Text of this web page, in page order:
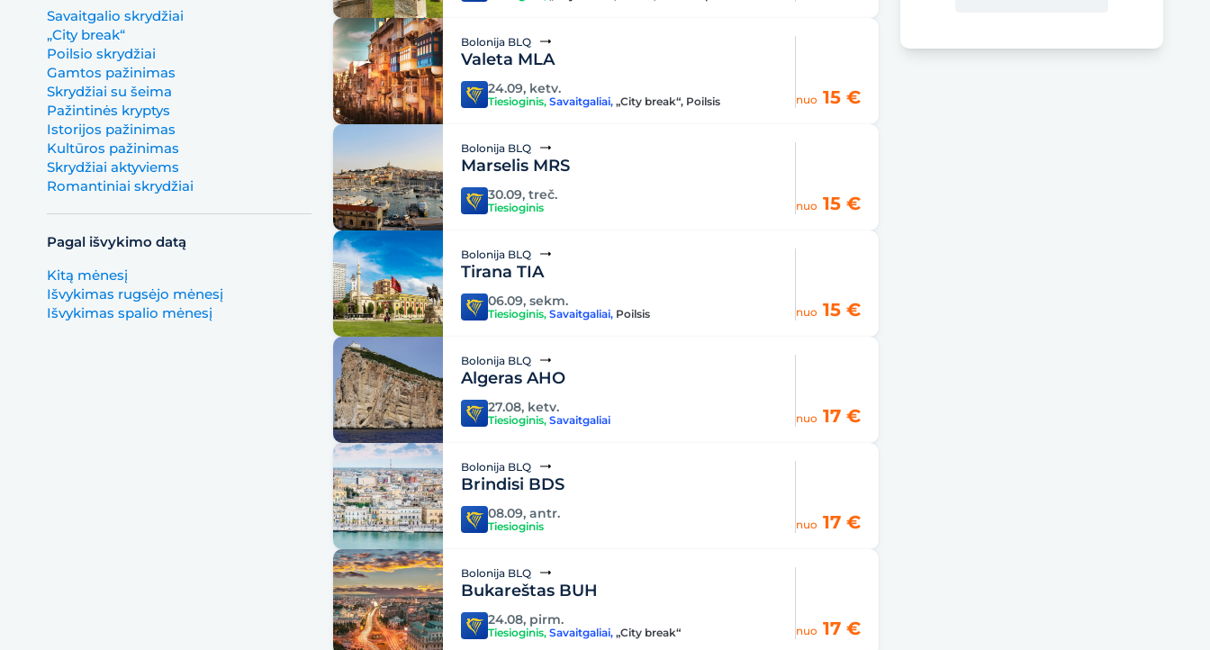
Savaitgalio skrydžiai
„City break“
Poilsio skrydžiai
Gamtos pažinimas
Skrydžiai su šeima
Pažintinės kryptys
Istorijos pažinimas
Kultūros pažinimas
Skrydžiai aktyviems
Romantiniai skrydžiai
Pagal išvykimo datą
Kitą mėnesį
Išvykimas rugsėjo mėnesį
Išvykimas spalio mėnesį
Bolonija BLQ
Valeta MLA
24.09, ketv.
Tiesioginis, Savaitgaliai, „City break“, Poilsis nuo 15 €
Bolonija BLQ
Marselis MRS
30.09, treč.
Tiesioginis nuo 15 €
Bolonija BLQ
Tirana TIA
06.09, sekm.
Tiesioginis, Savaitgaliai, Poilsis nuo 15 €
Bolonija BLQ
Algeras AHO
27.08, ketv.
Tiesioginis, Savaitgaliai nuo 17 €
Bolonija BLQ
Brindisi BDS
08.09, antr.
Tiesioginis nuo 17 €
Bolonija BLQ
Bukareštas BUH
24.08, pirm.
Tiesioginis, Savaitgaliai, „City break“ nuo 17 €